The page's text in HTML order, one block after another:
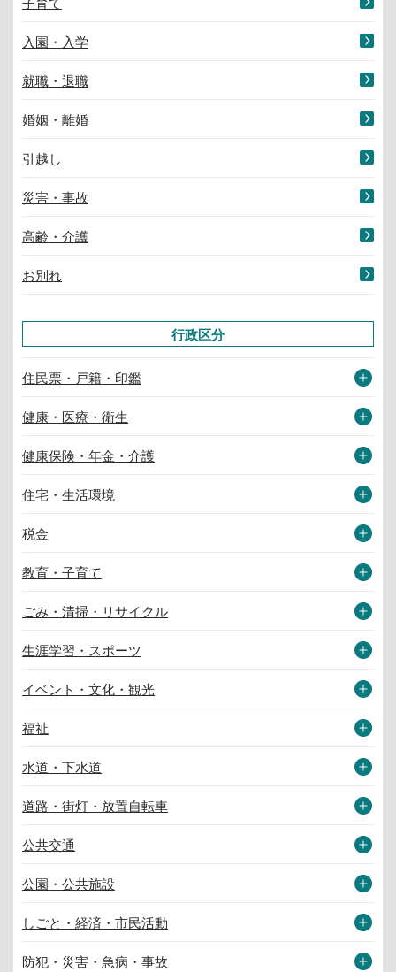
入園・入学
就職・退職
婚姻・離婚
引越し
災害・事故
高齢・介護
お別れ
行政区分
住民票・戸籍・印鑑
健康・医療・衛生
健康保険・年金・介護
住宅・生活環境
税金
教育・子育て
ごみ・清掃・リサイクル
生涯学習・スポーツ
イベント・文化・観光
福祉
水道・下水道
道路・街灯・放置自転車
公共交通
公園・公共施設
しごと・経済・市民活動
防犯・災害・急病・事故